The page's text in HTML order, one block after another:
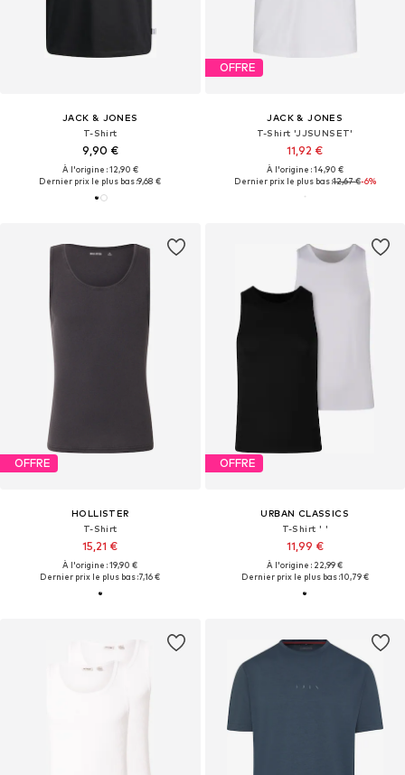
JACK & JONES
T-Shirt
9,90 €
À l'origine : 12,90 €
Dernier prix le plus bas :9,68 €
OFFRE
JACK & JONES
T-Shirt 'JJSUNSET'
11,92 €
À l'origine : 14,90 €
Dernier prix le plus bas :12,67 €-6%
OFFRE
HOLLISTER
T-Shirt
15,21 €
À l'origine : 19,90 €
Dernier prix le plus bas :7,16 €
OFFRE
URBAN CLASSICS
T-Shirt ' '
11,99 €
À l'origine : 22,99 €
Dernier prix le plus bas :10,79 €